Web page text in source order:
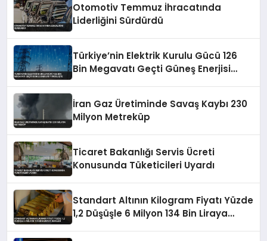
Otomotiv Temmuz İhracatında
Liderliğini Sürdürdü
Türkiye’nin Elektrik Kurulu Gücü 126
Bin Megavatı Geçti Güneş Enerjisi
İran Gaz Üretiminde Savaş Kaybı 230
Milyon Metreküp
Ticaret Bakanlığı Servis Ücreti
Konusunda Tüketicileri Uyardı
Standart Altının Kilogram Fiyatı Yüzde
1,2 Düşüşle 6 Milyon 134 Bin Liraya